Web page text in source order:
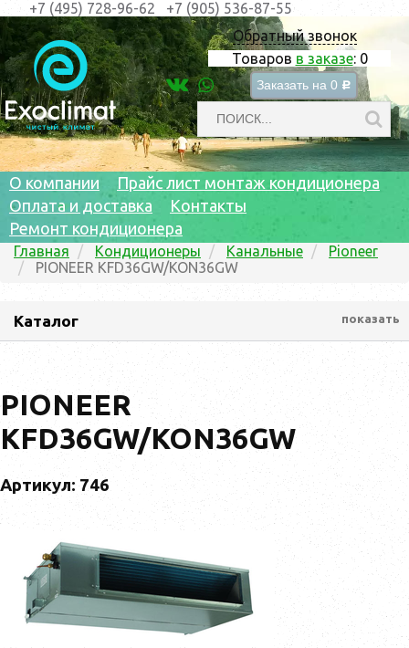
Обратный звонок
Товаров в заказе: 0
Заказать на 0 c
+7 (495) 728-96-62 +7 (905) 536-87-55
О компании
Прайс лист монтаж кондиционера
Оплата и доставка
Контакты
Ремонт кондиционера
Главная Кондиционеры Канальные
Pioneer
PIONEER KFD36GW/KON36GW
Каталог показать
PIONEER
KFD36GW/KON36GW
Артикул: 746